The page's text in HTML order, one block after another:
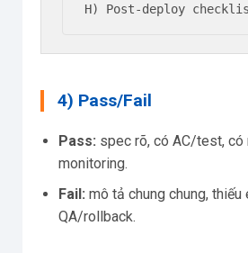
H) Post-deploy
4) Pass/Fail
Pass: spec rõ, có AC/test, có
monitoring.
Fail: mô tả chung chung, thiếu
QA/rollback.